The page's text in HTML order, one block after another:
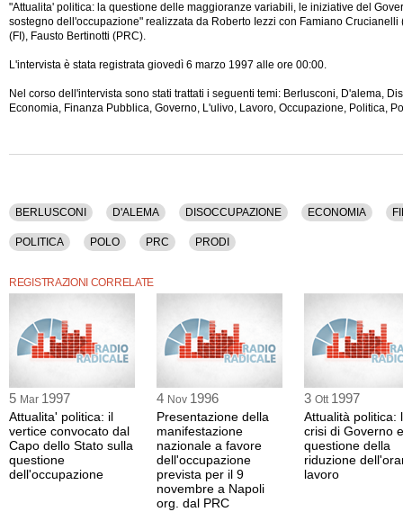
"Attualita' politica: la questione delle maggioranze variabili, le iniziative del
sostegno dell'occupazione" realizzata da Roberto Iezzi con Famiano Crucianelli
(FI), Fausto Bertinotti (PRC).
L'intervista è stata registrata giovedì 6 marzo 1997 alle ore 00:00.
Nel corso dell'intervista sono stati trattati i seguenti temi: Berlusconi, D'alema,
Economia, Finanza Pubblica, Governo, L'ulivo, Lavoro, Occupazione, Politica,
BERLUSCONI D'ALEMA DISOCCUPAZIONE ECONOMIA
POLITICA POLO PRC PRODI
REGISTRAZIONI CORRELATE
5 Mar 1997
Attualita' politica: il
vertice convocato dal
Capo dello Stato sulla
questione
dell'occupazione
4 Nov 1996
Presentazione della
manifestazione
nazionale a favore
dell'occupazione
prevista per il 9
novembre a Napoli
org. dal PRC
3 Ott 1997
Attualità politica:
crisi di Governo
questione della
riduzione
lavoro